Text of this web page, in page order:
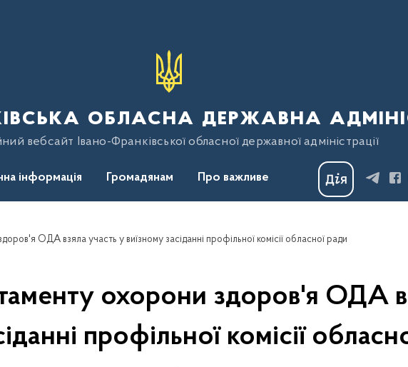
обласна державна
вебсайт Івано-Франківської обласної державної адміністрації
інформація Громадянам Про важливе
ОДА взяла участь у виїзному засіданні профільної комісії обласної ради
охорони здоров'я ОДА
профільної комісії